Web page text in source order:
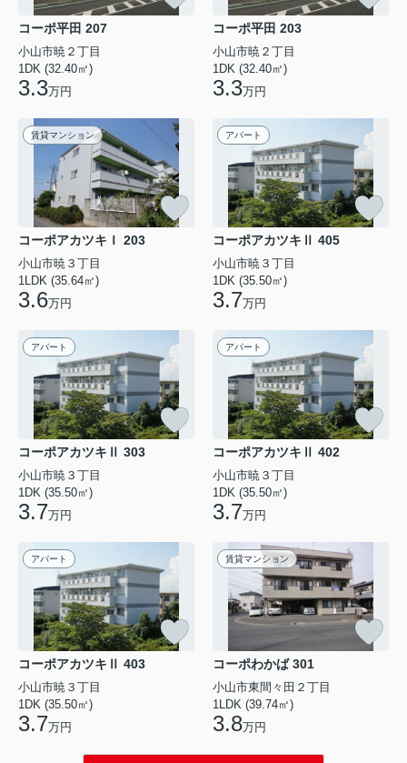
コーポ平田 207
小山市暁２丁目
1DK (32.40㎡)
3.3万円
コーポ平田 203
小山市暁２丁目
1DK (32.40㎡)
3.3万円
賃貸マンション
コーポアカツキＩ 203
小山市暁３丁目
1LDK (35.64㎡)
3.6万円
アパート
コーポアカツキⅡ 405
小山市暁３丁目
1DK (35.50㎡)
3.7万円
アパート
コーポアカツキⅡ 303
小山市暁３丁目
1DK (35.50㎡)
3.7万円
アパート
コーポアカツキⅡ 402
小山市暁３丁目
1DK (35.50㎡)
3.7万円
アパート
コーポアカツキⅡ 403
小山市暁３丁目
1DK (35.50㎡)
3.7万円
賃貸マンション
コーポわかば 301
小山市東間々田２丁目
1LDK (39.74㎡)
3.8万円